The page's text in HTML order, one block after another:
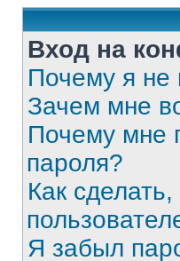
Вход на
Почему я не
Зачем мне
Почему мне
пароля?
Как
Я забыл